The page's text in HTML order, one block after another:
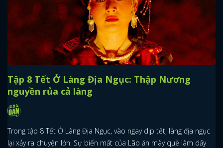
Tập 8 Tết Ở Làng Địa Ngục: Thập Nương
nguyền rủa cả làng
Trong tập 8 Tết Ở Làng Địa Ngục, vào ngay dịp tết, làng địa ngục
lại xảy ra chuyện lớn. Sự biến mất của Lão ăn mày què làm dấy